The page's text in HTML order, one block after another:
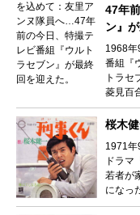
47年
ン』
1968年
番組『
トラセ
菱見百
桜木
1971年
ドラマ
若者が
になっ